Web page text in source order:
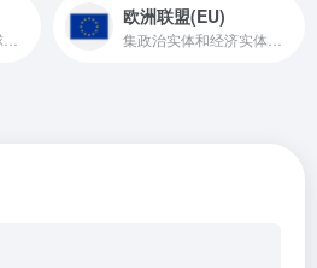
欧洲联盟(EU)